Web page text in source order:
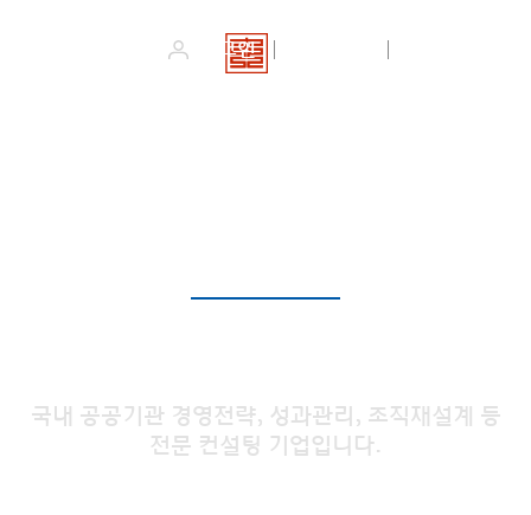
로그인
회사소개
국내 공공기관 경영전략, 성과관리, 조직재설계 등
전문 컨설팅 기업입니다.